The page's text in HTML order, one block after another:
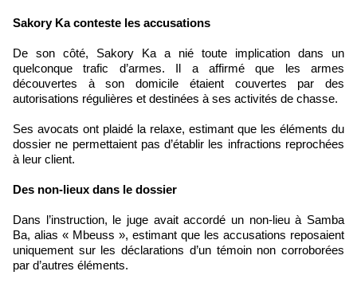
Sakory Ka conteste les accusations
De son côté, Sakory Ka a nié toute implication dans un
quelconque trafic d’armes. Il a affirmé que les armes
découvertes à son domicile étaient couvertes par des
autorisations régulières et destinées à ses activités de chasse.
Ses avocats ont plaidé la relaxe, estimant que les éléments du
dossier ne permettaient pas d’établir les infractions reprochées
à leur client.
Des non-lieux dans le dossier
Dans l’instruction, le juge avait accordé un non-lieu à Samba
Ba, alias « Mbeuss », estimant que les accusations reposaient
uniquement sur les déclarations d’un témoin non corroborées
par d’autres éléments.